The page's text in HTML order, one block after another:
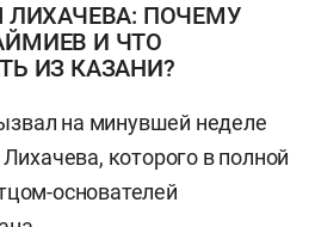
ЛИХАЧЕВА: ПОЧЕМУ
И ЧТО
ИЗ КАЗАНИ?